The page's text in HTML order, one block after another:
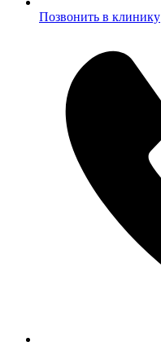
Позвонить в клинику